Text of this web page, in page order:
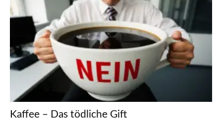
Kaffee – Das tödliche Gift